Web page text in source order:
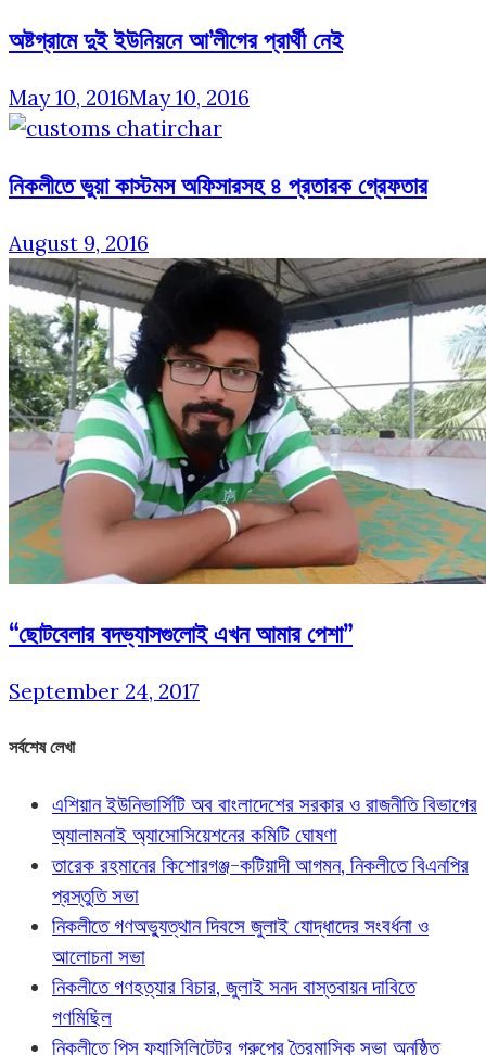
অষ্টগ্রামে দুই ইউনিয়নে আ’লীগের প্রার্থী নেই
May 10, 2016May 10, 2016
নিকলীতে ভুয়া কাস্টমস অফিসারসহ ৪ প্রতারক গ্রেফতার
August 9, 2016
“ছোটবেলার বদভ্যাসগুলোই এখন আমার পেশা”
September 24, 2017
সর্বশেষ লেখা
এশিয়ান ইউনিভার্সিটি অব বাংলাদেশের সরকার ও রাজনীতি বিভাগের
অ্যালামনাই অ্যাসোসিয়েশনের কমিটি ঘোষণা
তারেক রহমানের কিশোরগঞ্জ-কটিয়াদী আগমন, নিকলীতে বিএনপির
প্রস্তুতি সভা
নিকলীতে গণঅভ্যুত্থান দিবসে জুলাই যোদ্ধাদের সংবর্ধনা ও
আলোচনা সভা
নিকলীতে গণহত্যার বিচার, জুলাই সনদ বাস্তবায়ন দাবিতে
গণমিছিল
নিকলীতে পিস ফ্যাসিলিটেটর গ্রুপের ত্রৈমাসিক সভা অনুষ্ঠিত